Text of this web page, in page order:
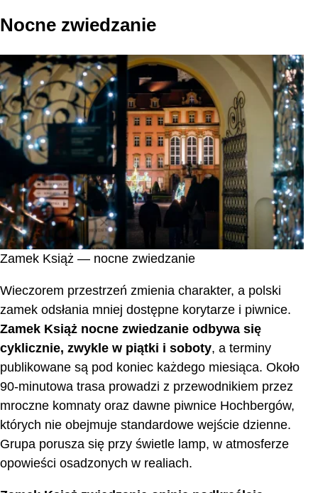
Nocne zwiedzanie
Zamek Książ — nocne zwiedzanie
Wieczorem przestrzeń zmienia charakter, a polski
zamek odsłania mniej dostępne korytarze i piwnice.
Zamek Książ nocne zwiedzanie odbywa się
cyklicznie, zwykle w piątki i soboty, a terminy
publikowane są pod koniec każdego miesiąca. Około
90-minutowa trasa prowadzi z przewodnikiem przez
mroczne komnaty oraz dawne piwnice Hochbergów,
których nie obejmuje standardowe wejście dzienne.
Grupa porusza się przy świetle lamp, w atmosferze
opowieści osadzonych w realiach.